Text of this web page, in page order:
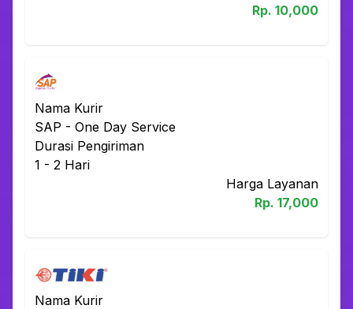
Rp. 10,000
Nama Kurir
SAP - One Day Service
Durasi Pengiriman
1 - 2 Hari
Harga Layanan
Rp. 17,000
Nama Kurir